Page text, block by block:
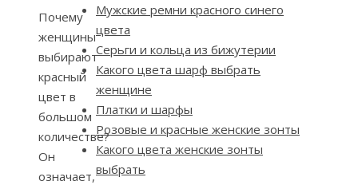
Почему
женщины
выбирают
красный
цвет в
большом
количестве?
Он
означает,
Мужские ремни красного синего
цвета
Серьги и кольца из бижутерии
Какого цвета шарф выбрать
женщине
Платки и шарфы
Розовые и красные женские зонты
Какого цвета женские зонты
выбрать